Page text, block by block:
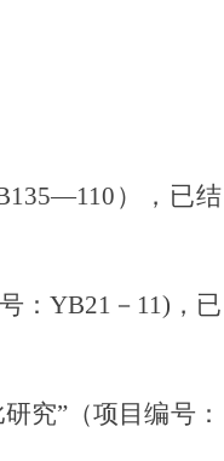
），已结
：YB21－11)，已
究”（项目编号：